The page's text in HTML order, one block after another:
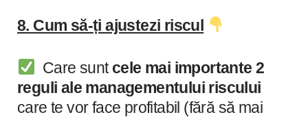
8. Cum să-ți ajustezi riscul
Care suntcele mai importante 2
reguli ale managementului riscului
care te vor face profitabil (fără să mai